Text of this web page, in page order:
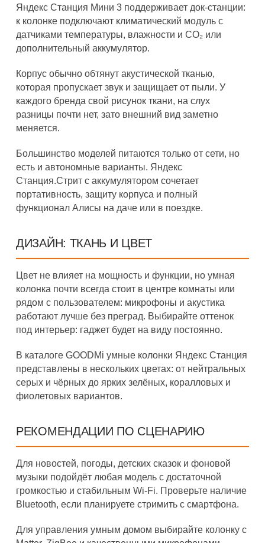
Яндекс Станция Мини 3 поддерживает док-станции:
к колонке подключают климатический модуль с
датчиками температуры, влажности и CO₂ или
дополнительный аккумулятор.
Корпус обычно обтянут акустической тканью,
которая пропускает звук и защищает от пыли. У
каждого бренда свой рисунок ткани, на слух
разницы почти нет, зато внешний вид заметно
меняется.
Большинство моделей питаются только от сети, но
есть и автономные варианты. Яндекс
Станция.Стрит с аккумулятором сочетает
портативность, защиту корпуса и полный
функционал Алисы на даче или в поездке.
ДИЗАЙН: ТКАНЬ И ЦВЕТ
Цвет не влияет на мощность и функции, но умная
колонка почти всегда стоит в центре комнаты или
рядом с пользователем: микрофоны и акустика
работают лучше без преград. Выбирайте оттенок
под интерьер: гаджет будет на виду постоянно.
В каталоге GOODMi умные колонки Яндекс Станция
представлены в нескольких цветах: от нейтральных
серых и чёрных до ярких зелёных, коралловых и
фиолетовых вариантов.
РЕКОМЕНДАЦИИ ПО СЦЕНАРИЮ
Для новостей, погоды, детских сказок и фоновой
музыки подойдёт любая модель с достаточной
громкостью и стабильным Wi-Fi. Проверьте наличие
Bluetooth, если планируете стримить с смартфона.
Для управления умным домом выбирайте колонку с